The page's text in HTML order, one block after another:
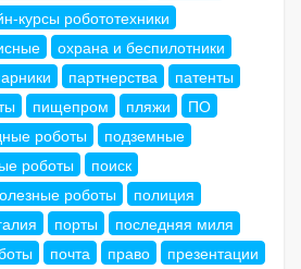
курсы робототехники
охрана и беспилотники
партнерства
патенты
пищепром пляжи
ПО
роботы
подземные
роботы
поиск
роботы
полиция
порты
последняя миля
почта право
презентации